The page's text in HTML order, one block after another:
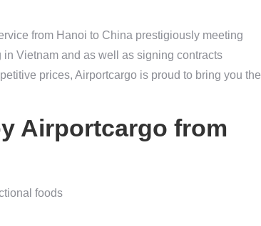
from Hanoi to China prestigiously meeting
Vietnam and as well as signing contracts
prices, Airportcargo is proud to bring you the
Airportcargo from
foods